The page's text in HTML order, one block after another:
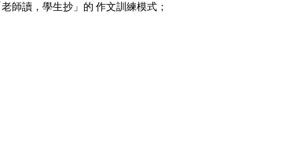
師讀，學生抄」的 作文訓練模式；